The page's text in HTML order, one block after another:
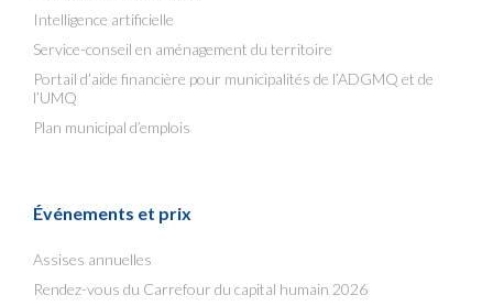
Intelligence artificielle
Service-conseil en aménagement du territoire
Portail d’aide financière pour municipalités de l’ADGMQ et de
l’UMQ
Plan municipal d’emplois
Événements et prix
Assises annuelles
Rendez-vous du Carrefour du capital humain 2026